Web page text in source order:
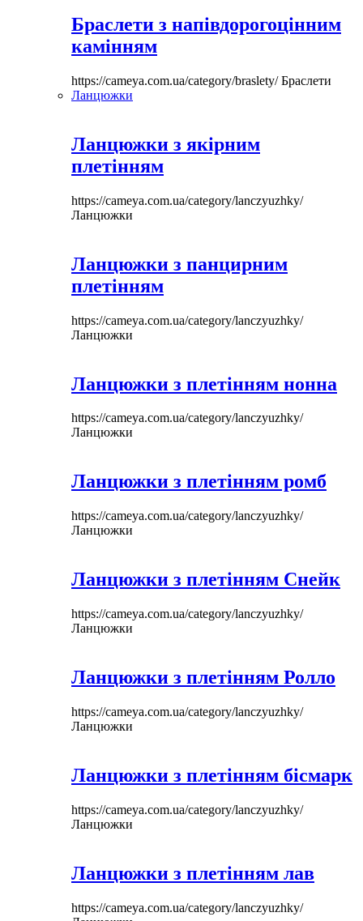
Браслети з напівдорогоцінним
камінням
https://cameya.com.ua/category/braslety/Браслети
Ланцюжки
Ланцюжки з якірним
плетінням
https://cameya.com.ua/category/lanczyuzhky/
Ланцюжки
Ланцюжки з панцирним
плетінням
https://cameya.com.ua/category/lanczyuzhky/
Ланцюжки
Ланцюжки з плетінням нонна
https://cameya.com.ua/category/lanczyuzhky/
Ланцюжки
Ланцюжки з плетінням ромб
https://cameya.com.ua/category/lanczyuzhky/
Ланцюжки
Ланцюжки з плетінням Снейк
https://cameya.com.ua/category/lanczyuzhky/
Ланцюжки
Ланцюжки з плетінням Ролло
https://cameya.com.ua/category/lanczyuzhky/
Ланцюжки
Ланцюжки з плетінням бісмарк
https://cameya.com.ua/category/lanczyuzhky/
Ланцюжки
Ланцюжки з плетінням лав
https://cameya.com.ua/category/lanczyuzhky/